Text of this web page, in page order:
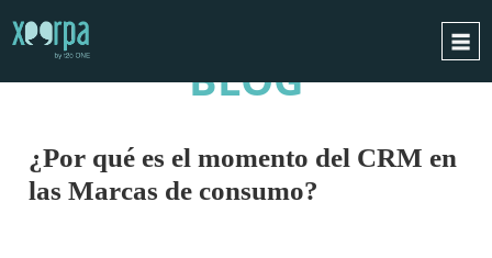
INTEGRACIONES
BLOG
¿Por qué es el momento del CRM en
las Marcas de consumo?